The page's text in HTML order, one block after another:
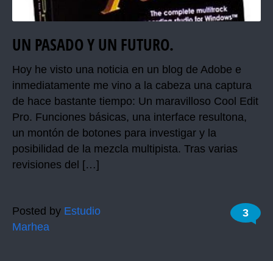
UN PASADO Y UN FUTURO.
Hoy he visto una noticia en un blog de Adobe e
inmediatamente me vino a la cabeza una captura
de hace bastante tiempo: Un maravilloso Cool Edit
Pro. Funciones básicas, una interface resultona,
un montón de botones para investigar y la
posibilidad de la mezcla multipista. Tras varias
revisiones del […]
Posted by Estudio
Marhea
3